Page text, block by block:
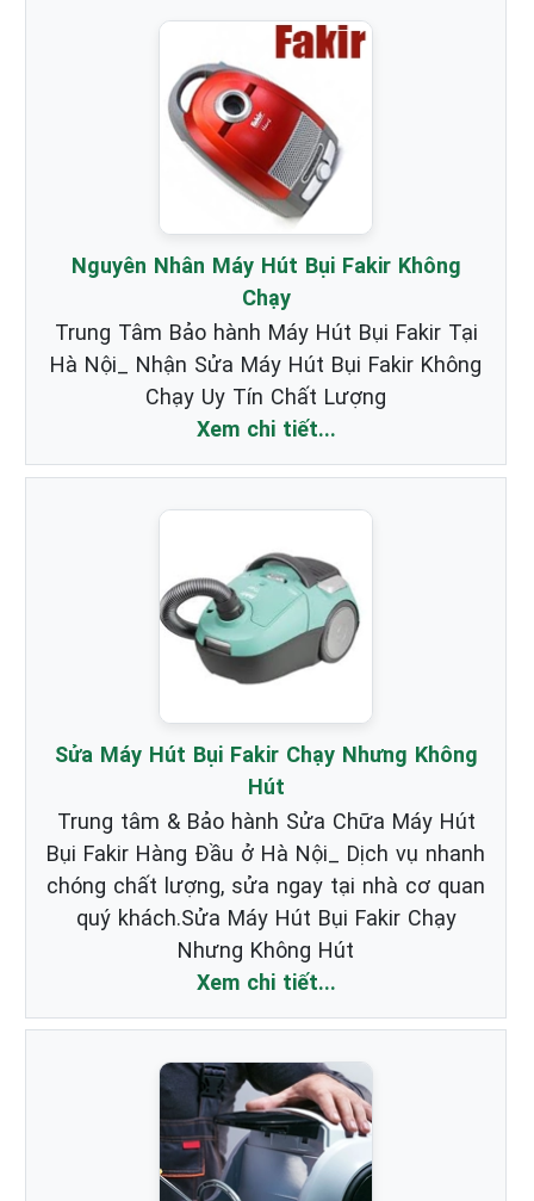
Nguyên Nhân Máy Hút Bụi Fakir Không
Chạy
Trung Tâm Bảo hành Máy Hút Bụi Fakir Tại
Hà Nội_ Nhận Sửa Máy Hút Bụi Fakir Không
Chạy Uy Tín Chất Lượng
Xem chi tiết...
Sửa Máy Hút Bụi Fakir Chạy Nhưng Không
Hút
Trung tâm & Bảo hành Sửa Chữa Máy Hút
Bụi Fakir Hàng Đầu ở Hà Nội_ Dịch vụ nhanh
chóng chất lượng, sửa ngay tại nhà cơ quan
quý khách.Sửa Máy Hút Bụi Fakir Chạy
Nhưng Không Hút
Xem chi tiết...